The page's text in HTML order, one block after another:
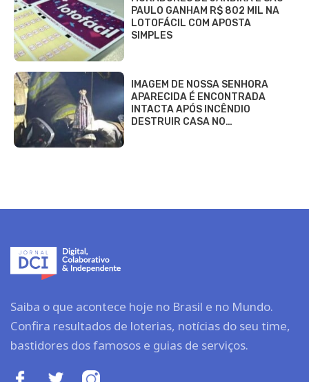
PAULO GANHAM R$ 802 MIL NA
LOTOFÁCIL COM APOSTA
SIMPLES
IMAGEM DE NOSSA SENHORA
APARECIDA É ENCONTRADA
INTACTA APÓS INCÊNDIO
DESTRUIR CASA NO…
Saiba o que acontece hoje no Brasil e no Mundo.
Confira resultados de loterias, notícias do seu time,
bastidores dos famosos e guias de serviços.